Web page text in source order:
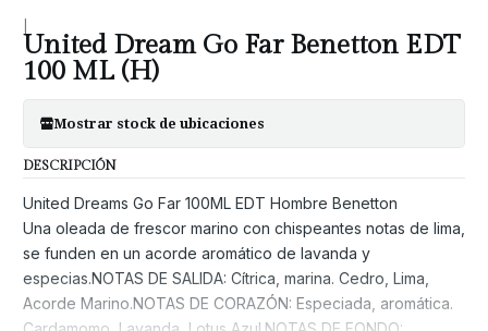
United Dream Go Far Benetton EDT
100 ML (H)
Mostrar stock de ubicaciones
DESCRIPCIÓN
United Dreams Go Far 100ML EDT Hombre Benetton
Una oleada de frescor marino con chispeantes notas de lima,
se funden en un acorde aromático de lavanda y
especias.NOTAS DE SALIDA: Cítrica, marina. Cedro, Lima,
Acorde Marino.NOTAS DE CORAZÓN: Especiada, aromática.